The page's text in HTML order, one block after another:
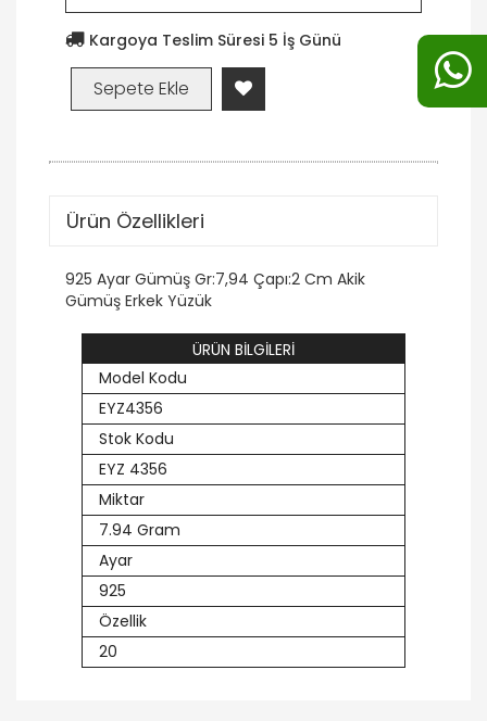
Kargoya Teslim Süresi 5 İş Günü
Ürün Özellikleri
925 Ayar Gümüş Gr:7,94 Çapı:2 Cm Akik
Gümüş Erkek Yüzük
ÜRÜN BİLGİLERİ
Model Kodu
EYZ4356
Stok Kodu
EYZ 4356
Miktar
7.94 Gram
Ayar
925
Özellik
20